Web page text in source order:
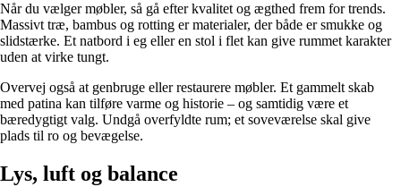
Når du vælger møbler, så gå efter kvalitet og ægthed frem for trends.
Massivt træ, bambus og rotting er materialer, der både er smukke og
slidstærke. Et natbord i eg eller en stol i flet kan give rummet karakter
uden at virke tungt.
Overvej også at genbruge eller restaurere møbler. Et gammelt skab
med patina kan tilføre varme og historie – og samtidig være et
bæredygtigt valg. Undgå overfyldte rum; et soveværelse skal give
plads til ro og bevægelse.
Lys, luft og balance